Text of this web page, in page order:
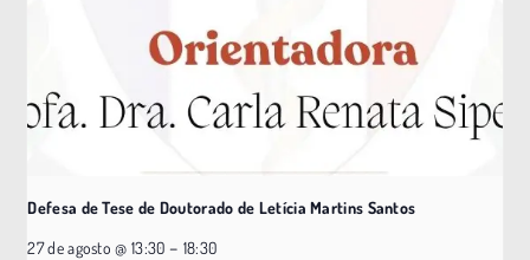
Defesa de Tese de Doutorado de Letícia Martins Santos
27 de agosto @ 13:30 – 18:30